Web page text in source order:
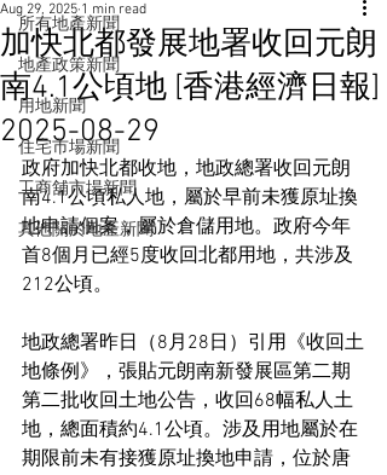
所有地產新聞
地產政策新聞
用地新聞
住宅市場新聞
工商舖市場新聞
其他關於地產新聞
加快北都發展地署收回元朗
南4.1公頃地 [香港經濟日報]
2025-08-29
Aug 29, 2025 1 min read
政府加快北都收地，地政總署收回元朗
南4.1公頃私人地，屬於早前未獲原址換
地申請個案，屬於倉儲用地。政府今年
首8個月已經5度收回北都用地，共涉及
212公頃。
地政總署昨日（8月28日）引用《收回土
地條例》，張貼元朗南新發展區第二期
第二批收回土地公告，收回68幅私人土
地，總面積約4.1公頃。涉及用地屬於在
期限前未有接獲原址換地申請，位於唐